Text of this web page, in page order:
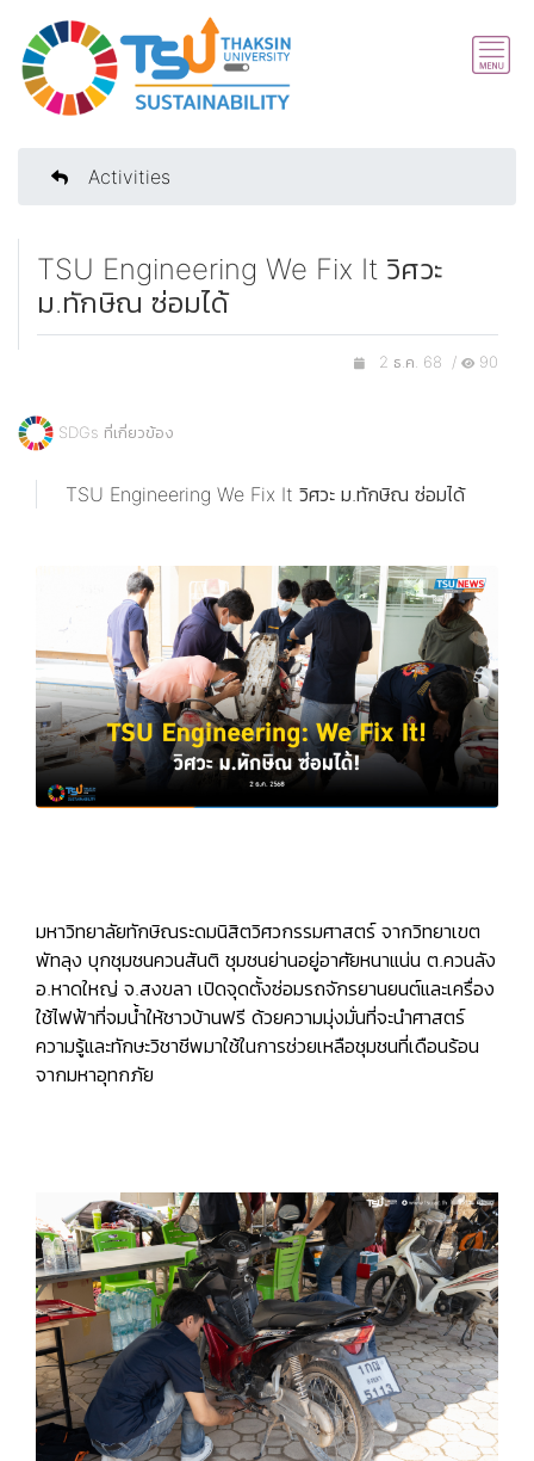
Activities
TSU Engineering We Fix It วิศวะ
ม.ทักษิณ ซ่อมได้
2 ธ.ค. 68 / 90
SDGs ที่เกี่ยวข้อง
TSU Engineering We Fix It วิศวะ ม.ทักษิณ ซ่อมได้
มหาวิทยาลัยทักษิณระดมนิสิตวิศวกรรมศาสตร์ จากวิทยาเขต
พัทลุง บุกชุมชนควนสันติ ชุมชนย่านอยู่อาศัยหนาแน่น ต.ควนลัง
อ.หาดใหญ่ จ.สงขลา เปิดจุดตั้งซ่อมรถจักรยานยนต์และเครื่อง
ใช้ไฟฟ้าที่จมน้ำให้ชาวบ้านฟรี ด้วยความมุ่งมั่นที่จะนำศาสตร์
ความรู้และทักษะวิชาชีพมาใช้ในการช่วยเหลือชุมชนที่เดือนร้อน
จากมหาอุทกภัย